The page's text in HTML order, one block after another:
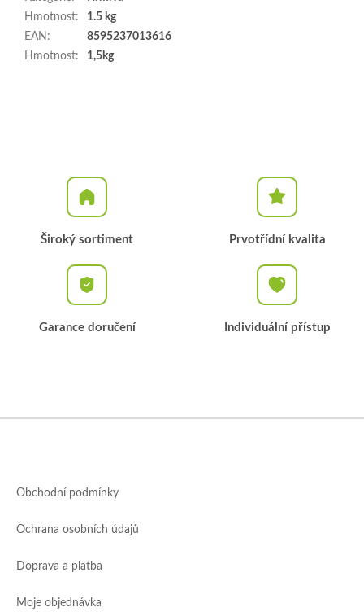
Hmotnost:
1.5 kg
EAN :
8595237013616
Hmotnost: 1,5kg
Široký sortiment Prvotřídní kvalita
Garance doručení Individuální přístup
Obchodní podmínky
Ochrana osobních údajů
Doprava a platba
Moje objednávka